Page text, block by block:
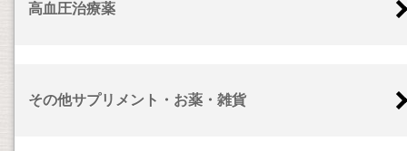
高血圧治療薬
その他サプリメント・お薬・雑貨